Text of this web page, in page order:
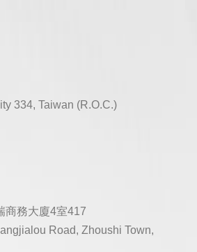
334, Taiwan (R.O.C.)
商務大廈4室417
Road, Zhoushi Town,